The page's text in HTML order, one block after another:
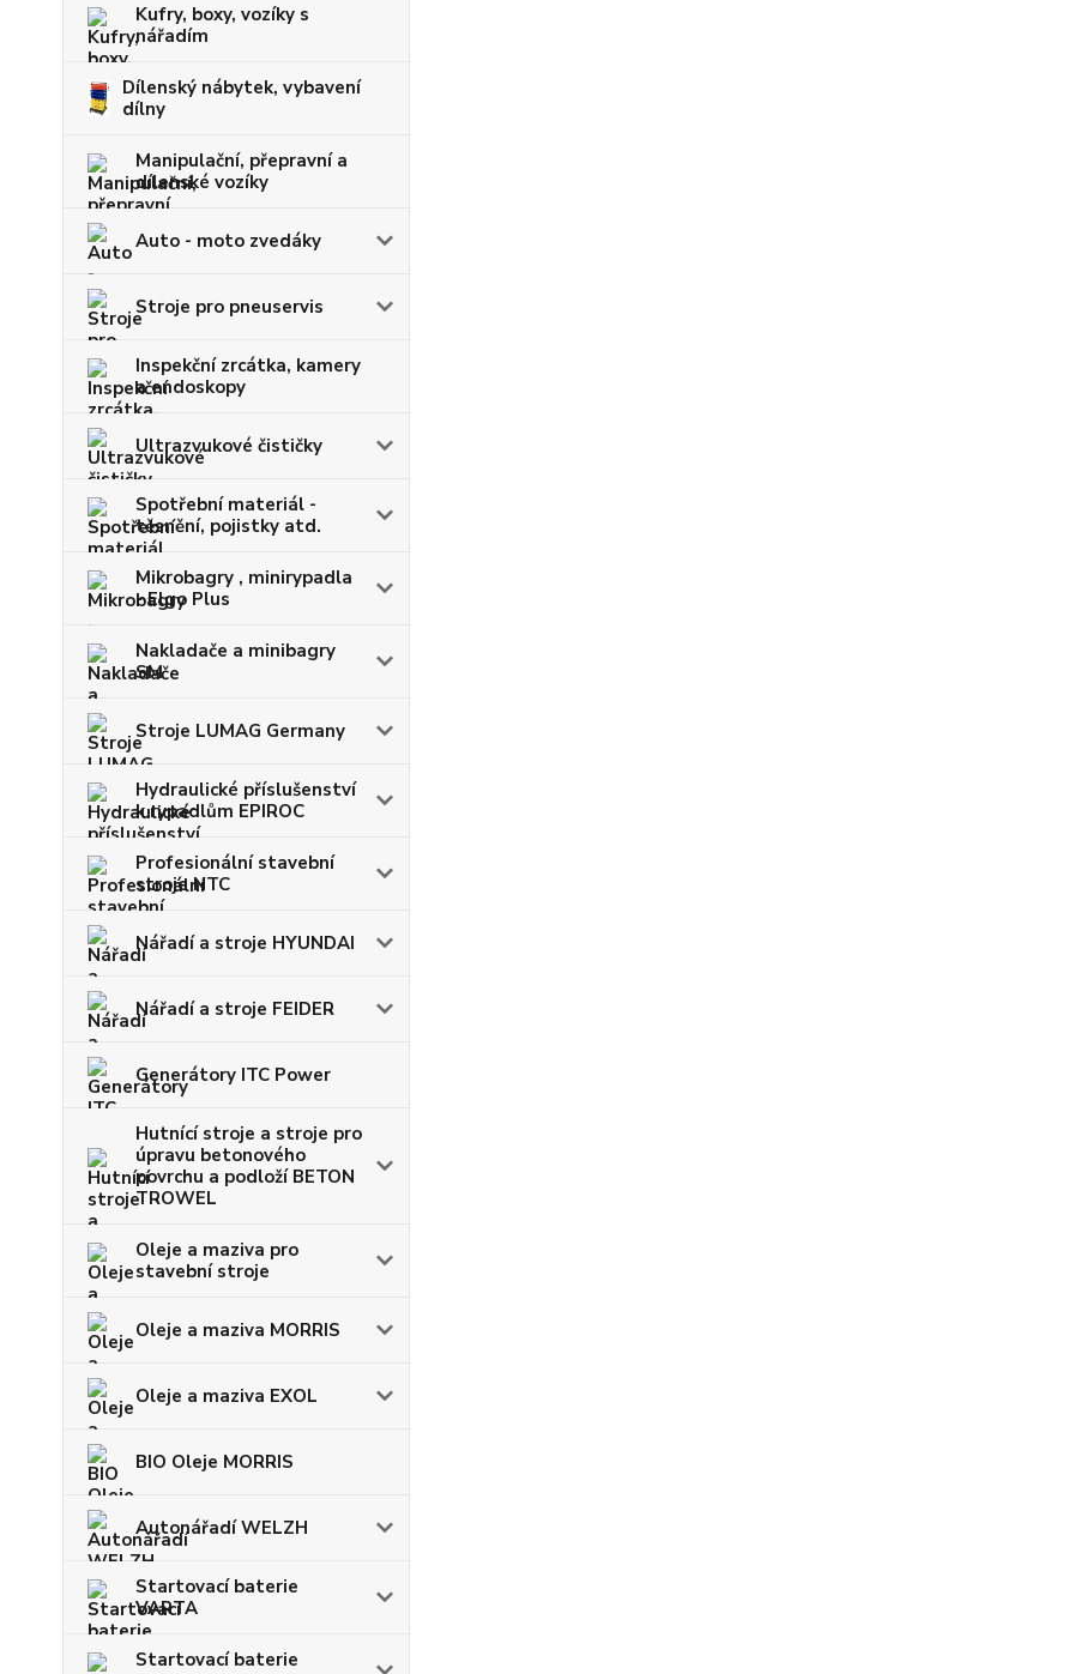
Kufry, boxy, vozíky s
nářadím
Dílenský nábytek, vybavení
dílny
Manipulační, přepravní a
dílenské vozíky
Auto - moto zvedáky
Stroje pro pneuservis
Inspekční zrcátka, kamery
a endoskopy
Ultrazvukové čističky
Spotřební materiál -
těsnění, pojistky atd.
Mikrobagry , minirypadla
- Elgo Plus
Nakladače a minibagry
SM
Stroje LUMAG Germany
Hydraulické příslušenství
k rypadlům EPIROC
Profesionální stavební
stroje NTC
Nářadí a stroje HYUNDAI
Nářadí a stroje FEIDER
Generátory ITC Power
Hutnící stroje a stroje pro
úpravu betonového
povrchu a podloží BETON
TROWEL
Oleje a maziva pro
stavební stroje
Oleje a maziva MORRIS
Oleje a maziva EXOL
BIO Oleje MORRIS
Autonářadí WELZH
Startovací baterie
VARTA
Startovací baterie